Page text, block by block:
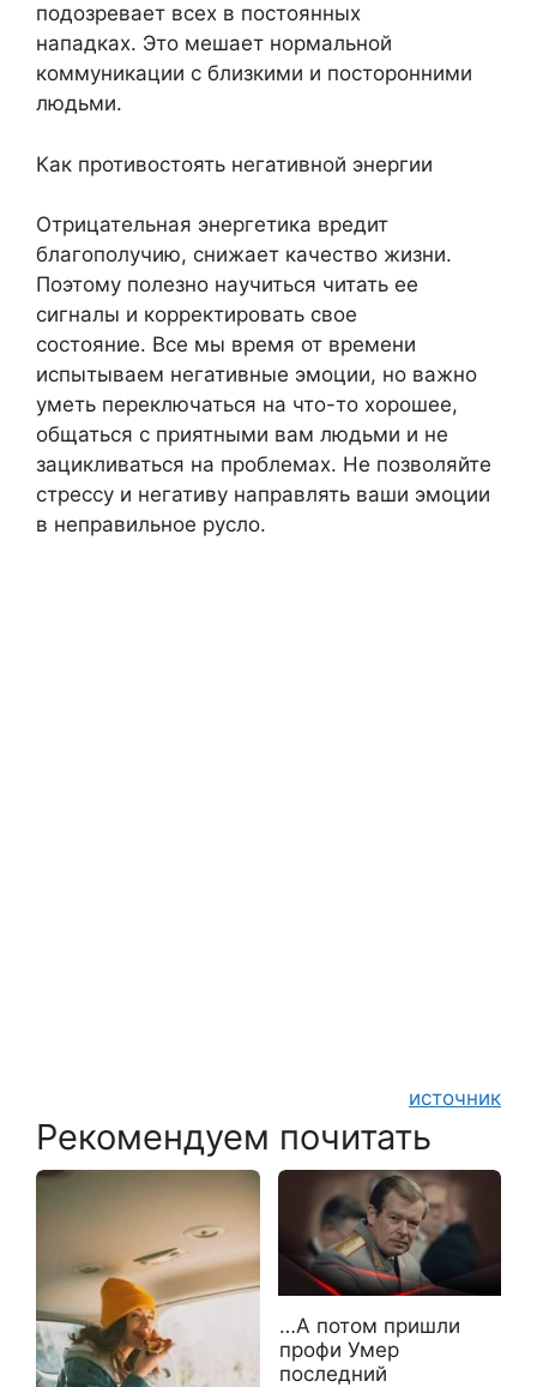
подозревает всех в постоянных
нападках. Это мешает нормальной
коммуникации с близкими и посторонними
людьми.
Как противостоять негативной энергии
Отрицательная энергетика вредит
благополучию, снижает качество жизни.
Поэтому полезно научиться читать ее
сигналы и корректировать свое
состояние. Все мы время от времени
испытываем негативные эмоции, но важно
уметь переключаться на что-то хорошее,
общаться с приятными вам людьми и не
зацикливаться на проблемах. Не позволяйте
стрессу и негативу направлять ваши эмоции
в неправильное русло.
источник
Рекомендуем почитать
…А потом пришли
профи Умер
последний